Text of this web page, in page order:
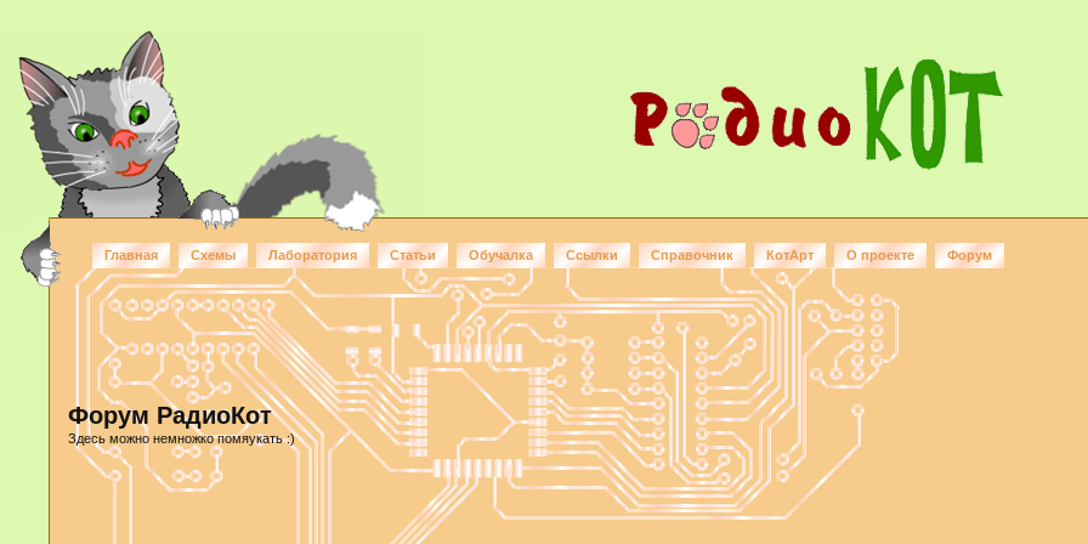
Главная Схемы Лаборатория Статьи Обучалка Ссылки Справочник КотАрт О проекте Форум
Форум РадиоКот
Здесь можно немножко помяукать :)